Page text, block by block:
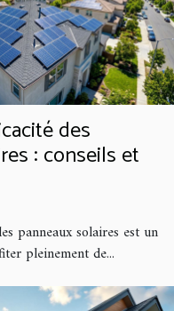
des
: conseils et
panneaux solaires est un
pleinement de...